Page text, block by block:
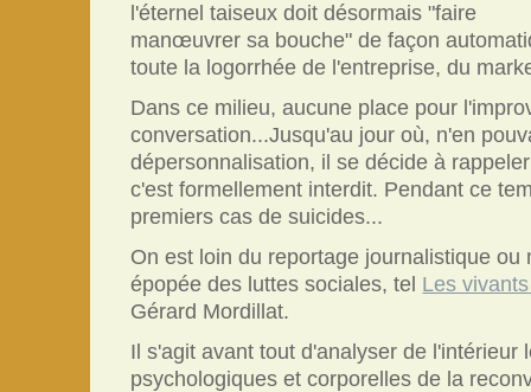
l'éternel taiseux doit désormais "faire
manœuvrer sa bouche" de façon
toute la logorrhée de l'entreprise, du
Dans ce milieu, aucune place pour
conversation...Jusqu'au jour où, n'en
dépersonnalisation, il se décide à
c'est formellement interdit. Pendant ce
premiers cas de suicides...
On est loin du reportage journalistique ou
épopée des luttes sociales, tel Les
Gérard Mordillat.
Il s'agit avant tout d'analyser de l'intérieur
psychologiques et corporelles de la